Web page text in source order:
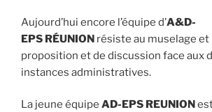
Aujourd’hui encore l’équipe d’A&D-
EPS RÉUNION résiste au muselage
proposition et de discussion face aux
instances administratives.
La jeune équipe AD-EPS REUNION